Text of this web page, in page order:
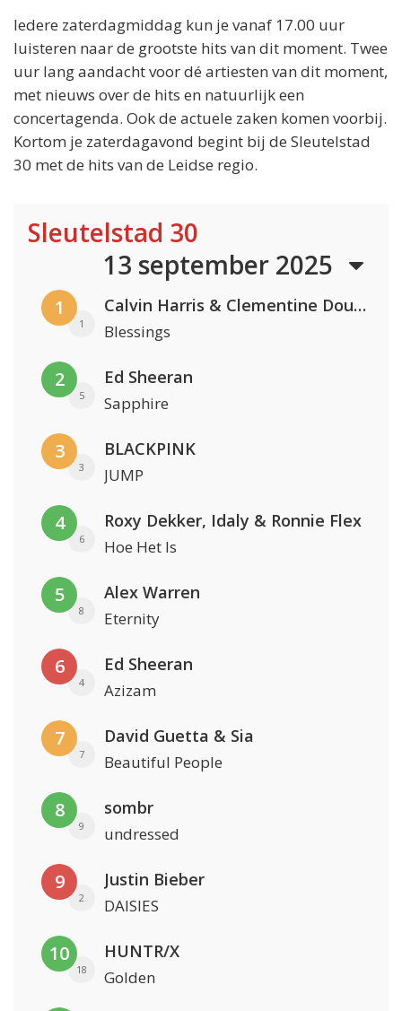
Iedere zaterdagmiddag kun je vanaf 17.00 uur
luisteren naar de grootste hits van dit moment. Twee
uur lang aandacht voor dé artiesten van dit moment,
met nieuws over de hits en natuurlijk een
concertagenda. Ook de actuele zaken komen voorbij.
Kortom je zaterdagavond begint bij de Sleutelstad
30 met de hits van de Leidse regio.
Sleutelstad 30
13 september 2025
1
1
Calvin Harris & Clementine Douglas
Blessings
2
5
Ed Sheeran
Sapphire
3
3
BLACKPINK
JUMP
4
6
Roxy Dekker, Idaly & Ronnie Flex
Hoe Het Is
5
8
Alex Warren
Eternity
6
4
Ed Sheeran
Azizam
7
7
David Guetta & Sia
Beautiful People
8
9
sombr
undressed
9
2
Justin Bieber
DAISIES
10
18
HUNTR/X
Golden